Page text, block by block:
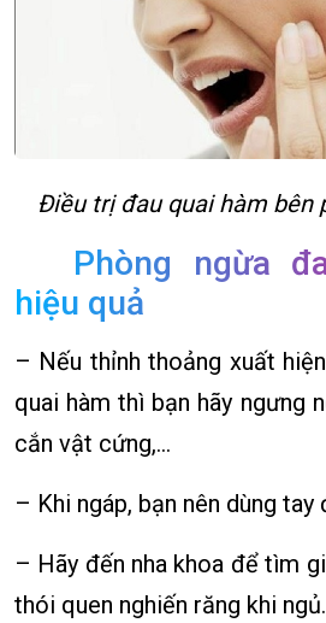
Điều trị đau quai hàm bên
Phòng ngừa
hiệu quả
– Nếu thỉnh thoảng xuất
quai hàm thì bạn hãy ngưng
cắn vật cứng,…
– Khi ngáp, bạn nên dùng tay
– Hãy đến nha khoa để tìm
thói quen nghiến răng khi ngủ.